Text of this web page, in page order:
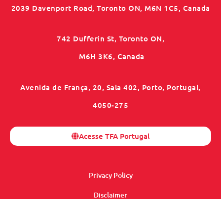
2039 Davenport Road, Toronto ON, M6N 1C5, Canada
742 Dufferin St, Toronto ON,
M6H 3K6, Canada
Avenida de França, 20, Sala 402, Porto, Portugal,
4050-275
Acesse TFA Portugal
Privacy Policy
Disclaimer